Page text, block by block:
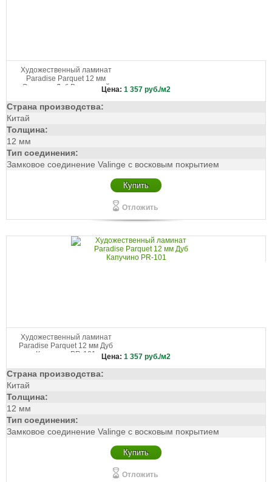
Художественный ламинат
Paradise Parquet 12 мм
Эрмитаж Дуб ВанильныйЦена: 1 357 руб./м2
Страна производства:
Китай
Толщина:
12 мм
Тип соединения:
Замковое соединение Valinge с восковым покрытием
Купить
Отложить
Художественный ламинат
Paradise Parquet 12 мм Дуб
Капучино PR-101
Цена: 1 357 руб./м2
Страна производства:
Китай
Толщина:
12 мм
Тип соединения:
Замковое соединение Valinge с восковым покрытием
Купить
Отложить